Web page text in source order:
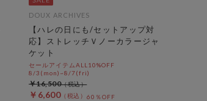
DOUX ARCHIVES
【ハレの日にも/セットアップ対
応】ストレッチＶノーカラージャ
ケット
セールアイテムALL10%OFF
8/3(mon)~8/7(fri)
￥6,600 60％OFF
￥16,500